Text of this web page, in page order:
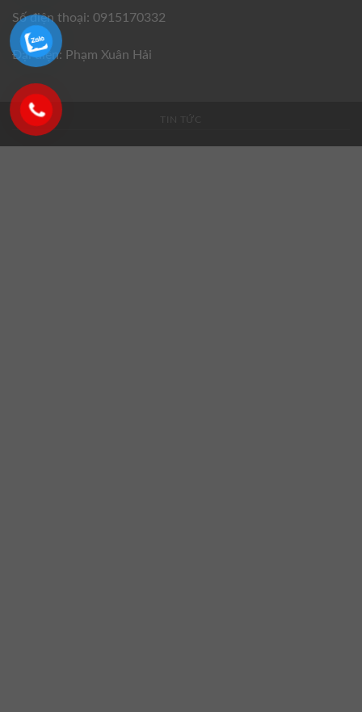
Số điện thoại: 0915170332
Đại diện: Phạm Xuân Hải
TIN TỨC